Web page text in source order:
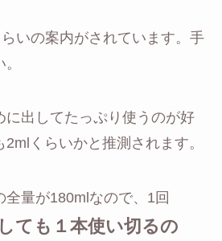
いの案内がされています。手
に出してたっぷり使うのが好
くらいかと推測されます。
量が180mlなので、1回
ても１本使い切るの